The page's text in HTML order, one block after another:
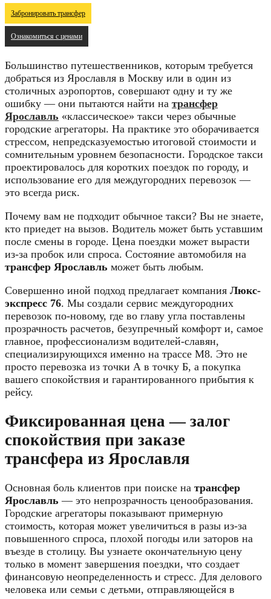
Забронировать трансфер
Ознакомиться с ценами
Большинство путешественников, которым требуется
добраться из Ярославля в Москву или в один из
столичных аэропортов, совершают одну и ту же
ошибку — они пытаются найти на трансфер
Ярославль «классическое» такси через обычные
городские агрегаторы. На практике это оборачивается
стрессом, непредсказуемостью итоговой стоимости и
сомнительным уровнем безопасности. Городское такси
проектировалось для коротких поездок по городу, и
использование его для междугородних перевозок —
это всегда риск.
Почему вам не подходит обычное такси? Вы не знаете,
кто приедет на вызов. Водитель может быть уставшим
после смены в городе. Цена поездки может вырасти
из-за пробок или спроса. Состояние автомобиля на
трансфер Ярославль может быть любым.
Совершенно иной подход предлагает компания Люкс-
экспресс 76. Мы создали сервис междугородних
перевозок по-новому, где во главу угла поставлены
прозрачность расчетов, безупречный комфорт и, самое
главное, профессионализм водителей-славян,
специализирующихся именно на трассе М8. Это не
просто перевозка из точки А в точку Б, а покупка
вашего спокойствия и гарантированного прибытия к
рейсу.
Фиксированная цена — залог
спокойствия при заказе
трансфера из Ярославля
Основная боль клиентов при поиске на трансфер
Ярославль — это непрозрачность ценообразования.
Городские агрегаторы показывают примерную
стоимость, которая может увеличиться в разы из-за
повышенного спроса, плохой погоды или заторов на
въезде в столицу. Вы узнаете окончательную цену
только в момент завершения поездки, что создает
финансовую неопределенность и стресс. Для делового
человека или семьи с детьми, отправляющейся в